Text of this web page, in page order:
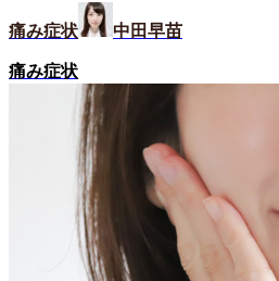
痛み症状 中田早苗
痛み症状